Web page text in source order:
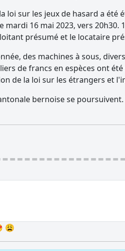
loi sur les jeux de hasard a été
mardi 16 mai 2023, vers
présumé et le locataire
des machines à sous,
de francs en espèces ont
de la loi sur les étrangers et
bernoise se
😩